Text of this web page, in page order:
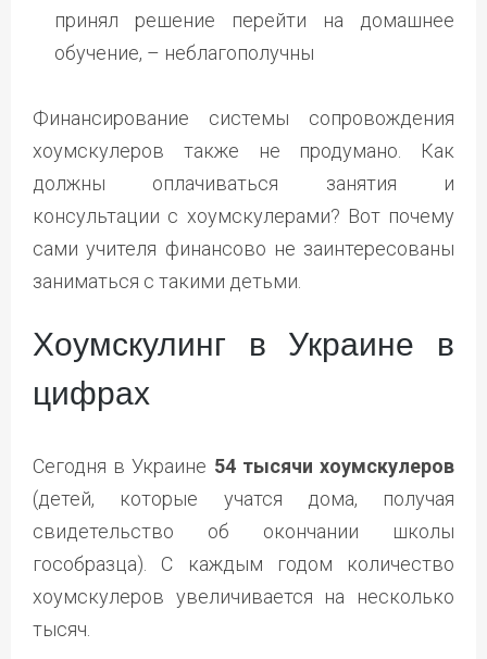
принял решение перейти на домашнее
обучение, – неблагополучны
Финансирование системы сопровождения
хоумскулеров также не продумано. Как
должны оплачиваться занятия и
консультации с хоумскулерами? Вот почему
сами учителя финансово не заинтересованы
заниматься с такими детьми.
Хоумскулинг в Украине в
цифрах
Сегодня в Украине 54 тысячи хоумскулеров
(детей, которые учатся дома, получая
свидетельство об окончании школы
гособразца). С каждым годом количество
хоумскулеров увеличивается на несколько
тысяч.